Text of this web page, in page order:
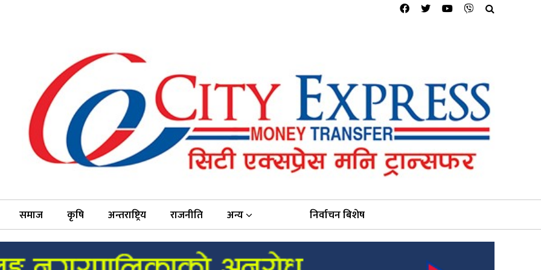
समाज कृषि अन्तराष्ट्रिय राजनीति अन्य निर्वाचन बिशेष